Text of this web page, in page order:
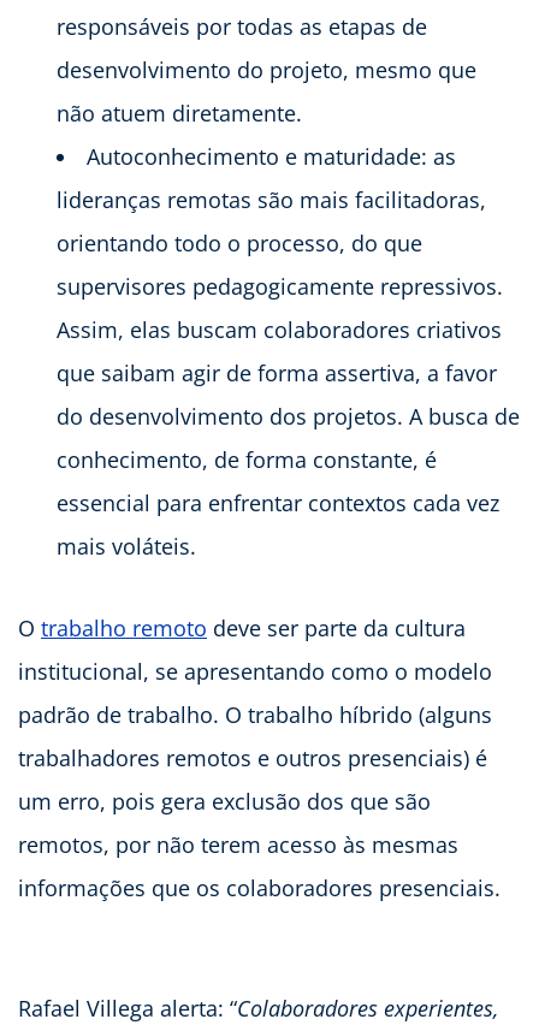
responsáveis por todas as etapas de
desenvolvimento do projeto, mesmo que
não atuem diretamente.
Autoconhecimento e maturidade: as
lideranças remotas são mais facilitadoras,
orientando todo o processo, do que
supervisores pedagogicamente repressivos.
Assim, elas buscam colaboradores criativos
que saibam agir de forma assertiva, a favor
do desenvolvimento dos projetos. A busca de
conhecimento, de forma constante, é
essencial para enfrentar contextos cada vez
mais voláteis.
O trabalho remoto deve ser parte da cultura
institucional, se apresentando como o modelo
padrão de trabalho. O trabalho híbrido (alguns
trabalhadores remotos e outros presenciais) é
um erro, pois gera exclusão dos que são
remotos, por não terem acesso às mesmas
informações que os colaboradores presenciais.
Rafael Villega alerta: “Colaboradores experientes,